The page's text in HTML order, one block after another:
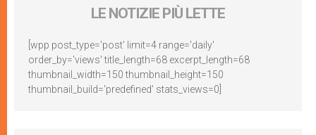
LE NOTIZIE PIÙ LETTE
[wpp post_type='post' limit=4 range='daily'
order_by='views' title_length=68 excerpt_length=68
thumbnail_width=150 thumbnail_height=150
thumbnail_build='predefined' stats_views=0]